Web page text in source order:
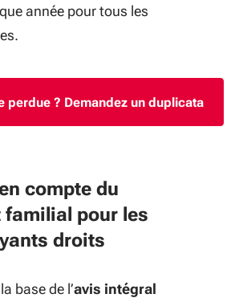
année pour tous les
perdue ? Demandez un duplicata
compte du
pour les
droits
base de l’avis intégral